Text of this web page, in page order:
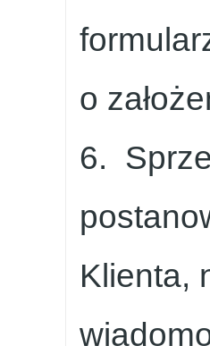
o
6.
Klienta,